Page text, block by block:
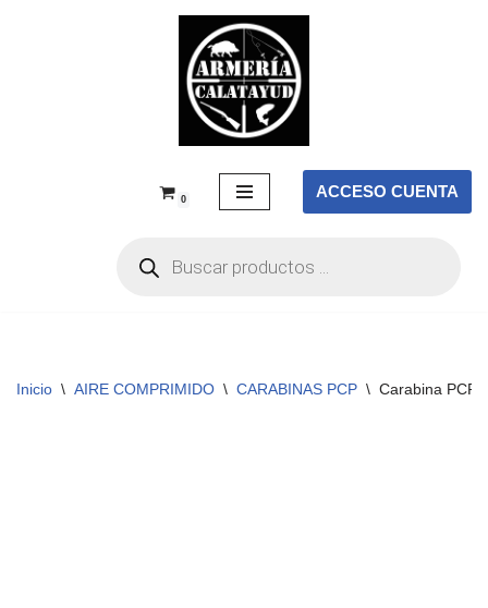
0 ACCESO CUENTA
Inicio \ AIRE COMPRIMIDO \ CARABINAS PCP \ Carabina PCP